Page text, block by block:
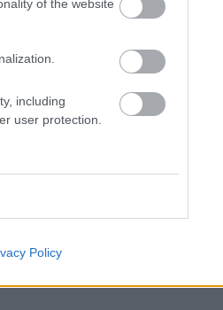
of the website
including
user protection.
Policy